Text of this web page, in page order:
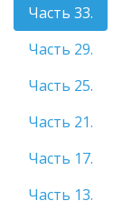
Часть 33.
Часть 29.
Часть 25.
Часть 21.
Часть 17.
Часть 13.